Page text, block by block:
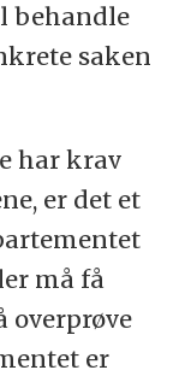
behandle
saken
har krav
er det et
må få
overprøve
er